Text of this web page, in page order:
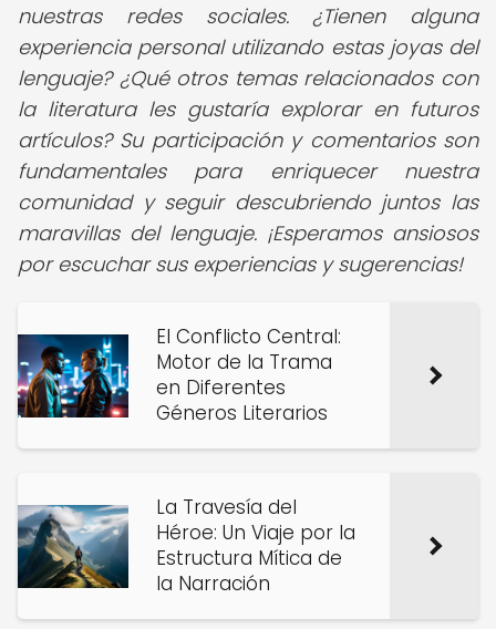
nuestras redes sociales. ¿Tienen alguna
experiencia personal utilizando estas joyas del
lenguaje? ¿Qué otros temas relacionados con
la literatura les gustaría explorar en futuros
artículos? Su participación y comentarios son
fundamentales para enriquecer nuestra
comunidad y seguir descubriendo juntos las
maravillas del lenguaje. ¡Esperamos ansiosos
por escuchar sus experiencias y sugerencias!
El Conflicto Central:
Motor de la Trama
en Diferentes
Géneros Literarios
La Travesía del
Héroe: Un Viaje por la
Estructura Mítica de
la Narración